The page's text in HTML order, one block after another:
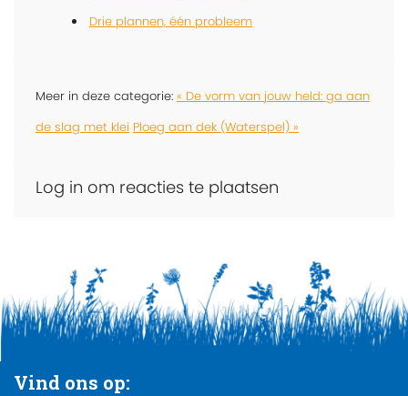
Drie plannen, één probleem
Meer in deze categorie: « De vorm van jouw held: ga aan
de slag met klei Ploeg aan dek (Waterspel) »
Log in om reacties te plaatsen
Vind ons op: